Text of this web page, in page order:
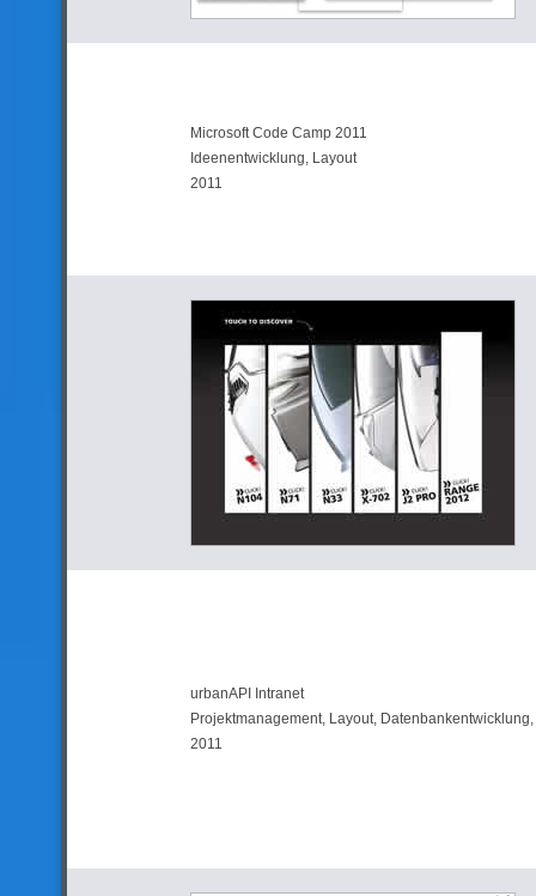
urbanAPI Intranet
Projektmanagement, Layout,
2011
Microsoft Code Camp 2011
Ideenentwicklung, Layout
2011